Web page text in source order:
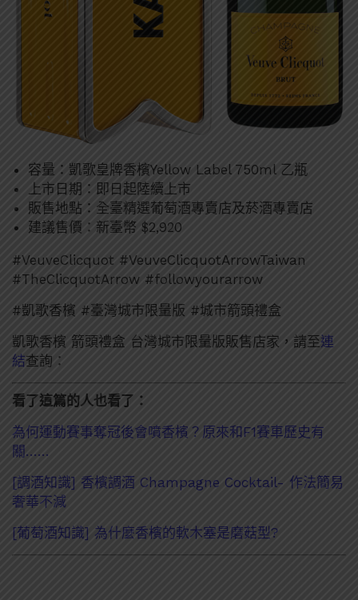
容量：凱歌皇牌香檳Yellow Label 750ml 乙瓶
上市日期：即日起陸續上市
販售地點：全臺精選葡萄酒專賣店及菸酒專賣店
建議售價：新臺幣 $2,920
#VeuveClicquot #VeuveClicquotArrowTaiwan
#TheClicquotArrow #followyourarrow
#凱歌香檳 #臺灣城市限量版 #城市箭頭禮盒
凱歌香檳 箭頭禮盒 台灣城市限量版販售店家，請至連
結查詢：
看了這篇的人也看了：
為何運動賽事奪冠後會噴香檳？原來和F1賽車歷史有
關……
[調酒知識] 香檳調酒 Champagne Cocktail- 作法簡易
奢華不減
[葡萄酒知識] 為什麼香檳的軟木塞是磨菇型?